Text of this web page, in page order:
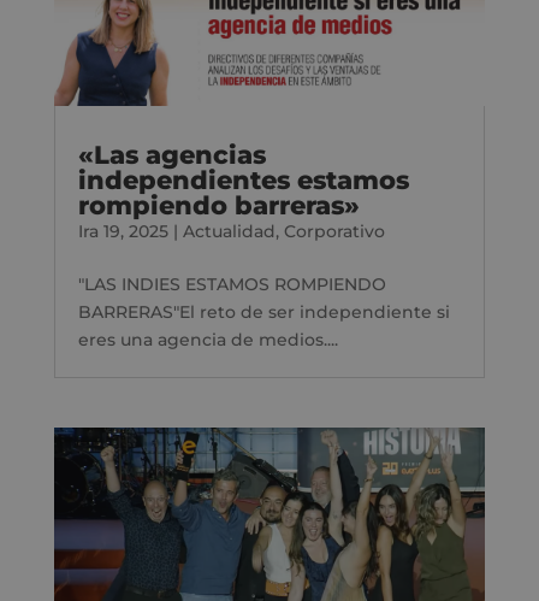
«Las agencias
independientes estamos
rompiendo barreras»
Ira 19, 2025| Actualidad, Corporativo
"LAS INDIES ESTAMOS ROMPIENDO
BARRERAS"El reto de ser independiente si
eres una agencia de medios....